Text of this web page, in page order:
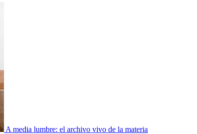
A media lumbre: el archivo vivo de la materia